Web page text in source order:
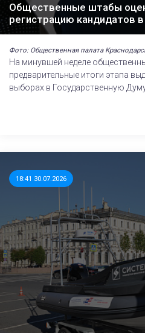
Общественные штабы
регистрацию кандидатов в
Фото: Общественная палата
На минувшей неделе
предварительные итоги этапа
выборах в Государственную Думу
18:41 30.07.2026